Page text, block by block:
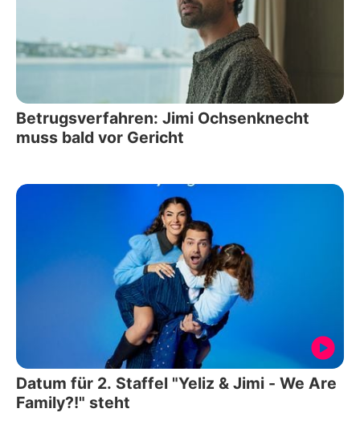
Betrugsverfahren: Jimi Ochsenknecht
muss bald vor Gericht
Datum für 2. Staffel "Yeliz & Jimi - We Are
Family?!" steht